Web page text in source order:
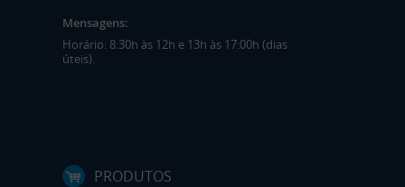
Mensagens:
Horário: 8:30h às 12h e 13h às 17:00h (dias
úteis).
PRODUTOS